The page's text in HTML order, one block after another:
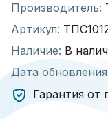
Производитель:
Артикул:
Наличие: В
Дата
Гарантия от